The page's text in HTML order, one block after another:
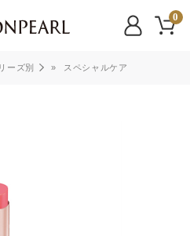
0
ーズ別 » スペシャルケア